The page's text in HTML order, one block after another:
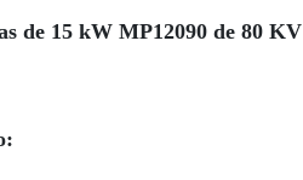
de 15 kW MP12090 de 80 KV